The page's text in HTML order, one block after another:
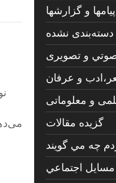
پیامها و گزارشها
دسته‌بندی نشده
صوتي و تصويری
و عرفان
و معلوماتی
گزیده مقالات
چه مي گويند
مسايل اجتماعي